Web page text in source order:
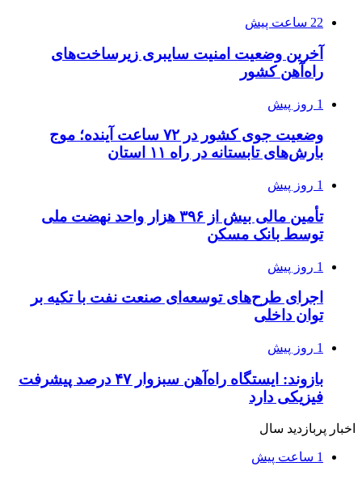
22 ساعت پیش
آخرین وضعیت امنیت سایبری زیرساخت‌های
راه‌آهن کشور
1 روز پیش
وضعیت جوی کشور در ۷۲ ساعت آینده؛ موج
بارش‌های تابستانه در راه ۱۱ استان
1 روز پیش
تأمین مالی بیش از ۳۹۶ هزار واحد نهضت ملی
توسط بانک مسکن
1 روز پیش
اجرای طرح‌های توسعه‌ای صنعت نفت با تکیه بر
توان داخلی
1 روز پیش
بازوند: ایستگاه راه‌آهن سبزوار ۴۷ درصد پیشرفت
فیزیکی دارد
اخبار پربازدید سال
1 ساعت پیش